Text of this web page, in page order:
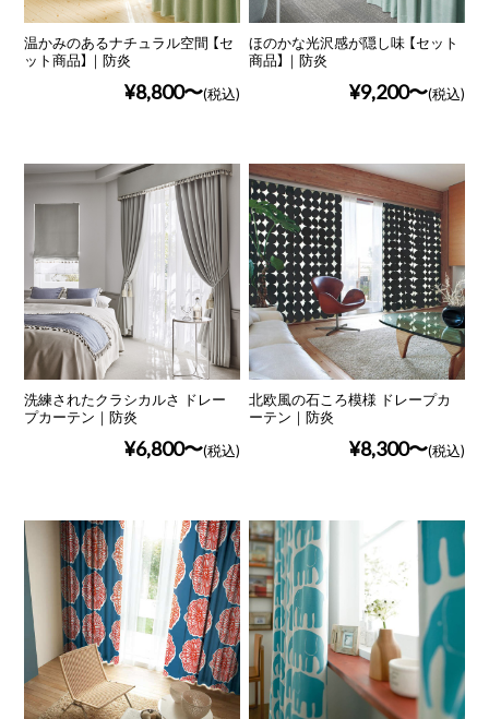
温かみのあるナチュラル空間 【セ
ット商品】｜防炎
¥8,800 (税込)
ほのかな光沢感が隠し味 【セット
商品】｜防炎
¥9,200 (税込)
洗練されたクラシカルさ ドレー
プカーテン｜防炎
¥6,800 (税込)
北欧風の石ころ模様 ドレープカ
ーテン｜防炎
¥8,300 (税込)